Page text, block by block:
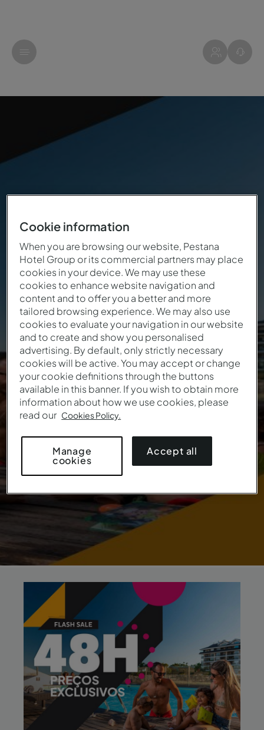
Flash sale 48h!
Introduza o cupão para garantir o desconto na
sua estadia:
Esta oferta já não se encontra em vigor
Cookie information
When you are browsing our website, Pestana
Hotel Group or its commercial partners may place
cookies in your device. We may use these
cookies to enhance website navigation and
content and to offer you a better and more
tailored browsing experience. We may also use
cookies to evaluate your navigation in our website
and to create and show you personalised
advertising. By default, only strictly necessary
cookies will be active. You may accept or change
your cookie definitions through the buttons
available in this banner. If you wish to obtain more
information about how we use cookies, please
read our Cookies Policy.
Manage
cookies
Accept all